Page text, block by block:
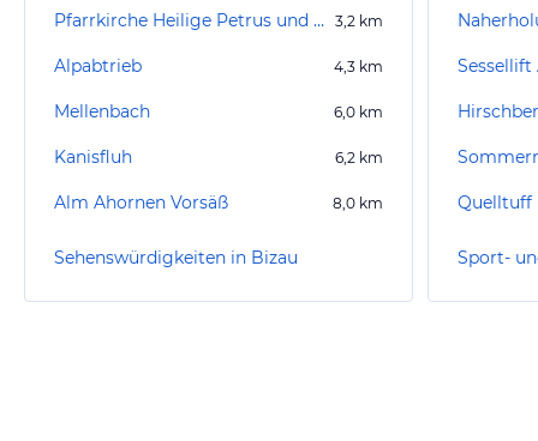
Pfarrkirche Heilige Petrus und Heiliger Paulus 3,2 km
Alpabtrieb 4,3 km
Mellenbach 6,0 km
Kanisfluh 6,2 km
Alm Ahornen Vorsäß 8,0 km
Sehenswürdigkeiten in Bizau
Sessellift
Quelltuff
Sport-